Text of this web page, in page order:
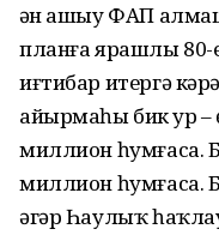
ҙән ашыу ФАП
планға ярашлы 80-
иғтибар итергә
айырмаһы бик ҙур
миллион һумғаса.
миллион һумғаса.
әгәр Һаулыҡ